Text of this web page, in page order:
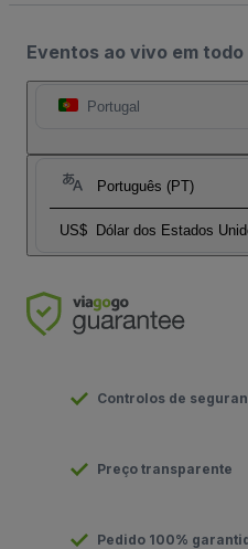
Eventos ao vivo em todo
Portugal
Português (PT)
US$ Dólar dos Estados
Controlos de
Preço transparente
Pedido 100%